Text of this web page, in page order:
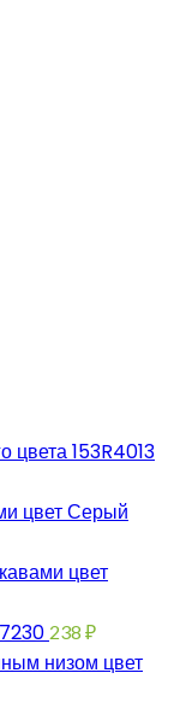
цвета 153R4013
цвет Серый
цвет
238 ₽
низом цвет